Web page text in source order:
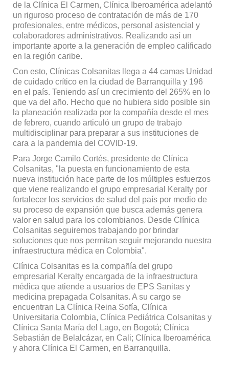
de la Clínica El Carmen, Clínica Iberoamérica adelantó
un riguroso proceso de contratación de más de 170
profesionales, entre médicos, personal asistencial y
colaboradores administrativos. Realizando así un
importante aporte a la generación de empleo calificado
en la región caribe.
Con esto, Clínicas Colsanitas llega a 44 camas Unidad
de cuidado crítico en la ciudad de Barranquilla y 196
en el país. Teniendo así un crecimiento del 265% en lo
que va del año. Hecho que no hubiera sido posible sin
la planeación realizada por la compañía desde el mes
de febrero, cuando articuló un grupo de trabajo
multidisciplinar para preparar a sus instituciones de
cara a la pandemia del COVID-19.
Para Jorge Camilo Cortés, presidente de Clínica
Colsanitas, "la puesta en funcionamiento de esta
nueva institución hace parte de los múltiples esfuerzos
que viene realizando el grupo empresarial Keralty por
fortalecer los servicios de salud del país por medio de
su proceso de expansión que busca además genera
valor en salud para los colombianos. Desde Clínica
Colsanitas seguiremos trabajando por brindar
soluciones que nos permitan seguir mejorando nuestra
infraestructura médica en Colombia".
Clínica Colsanitas es la compañía del grupo
empresarial Keralty encargada de la infraestructura
médica que atiende a usuarios de EPS Sanitas y
medicina prepagada Colsanitas. A su cargo se
encuentran La Clínica Reina Sofía, Clínica
Universitaria Colombia, Clínica Pediátrica Colsanitas y
Clínica Santa María del Lago, en Bogotá; Clínica
Sebastián de Belalcázar, en Cali; Clínica Iberoamérica
y ahora Clínica El Carmen, en Barranquilla.